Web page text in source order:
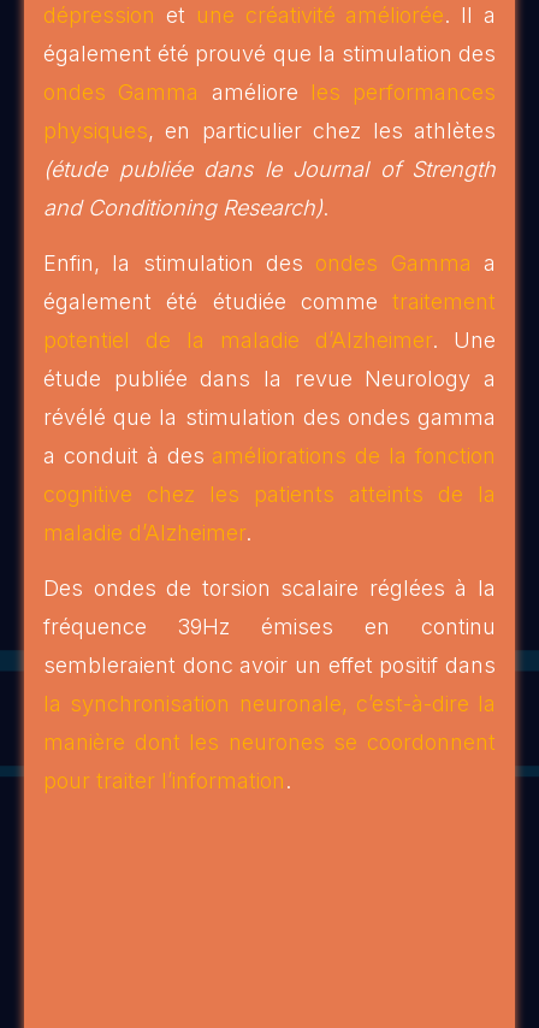
dépression et une créativité améliorée. Il a
également été prouvé que la stimulation des
ondes Gamma
améliore
les performances
physiques, en particulier chez les athlètes
(étude publiée dans le Journal of Strength
and Conditioning Research).
Enfin, la stimulation des ondes Gamma a
également été étudiée comme traitement
potentiel de la maladie d’Alzheimer. Une
étude publiée dans la revue Neurology a
révélé que la stimulation des ondes gamma
a conduit à des améliorations de la fonction
cognitive chez les patients atteints de la
maladie d’Alzheimer.
Des ondes de torsion scalaire réglées à la
fréquence 39Hz émises en continu
sembleraient donc avoir un effet positif dans
la synchronisation neuronale, c’est-à-dire la
manière dont les neurones se coordonnent
pour traiter l’information.